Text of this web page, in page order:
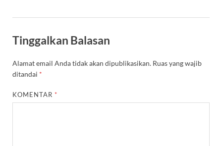
Tinggalkan Balasan
Alamat email Anda tidak akan dipublikasikan. Ruas yang wajib
ditandai *
KOMENTAR *